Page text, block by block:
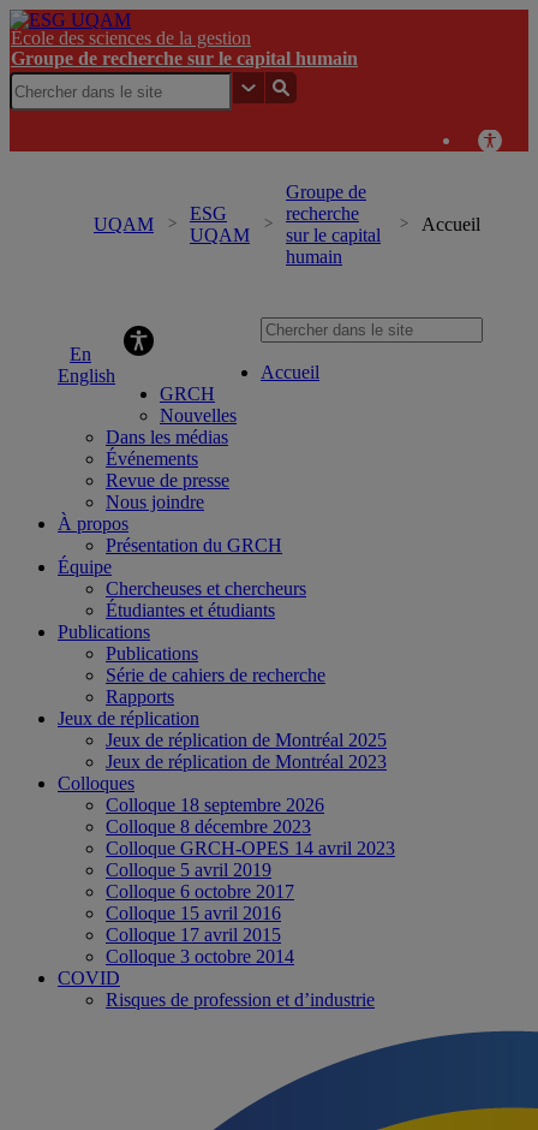
École des sciences de la gestion
Groupe de recherche sur le capital humain
UQAM
ESG
UQAM
Groupe de
recherche
sur le capital
humain
Accueil
English
Accueil
GRCH
Nouvelles
Dans les médias
Événements
Revue de presse
Nous joindre
À propos
Présentation du GRCH
Équipe
Chercheuses et chercheurs
Étudiantes et étudiants
Publications
Publications
Série de cahiers de recherche
Rapports
Jeux de réplication
Jeux de réplication de Montréal 2025
Jeux de réplication de Montréal 2023
Colloques
Colloque 18 septembre 2026
Colloque 8 décembre 2023
Colloque GRCH-OPES 14 avril 2023
Colloque 5 avril 2019
Colloque 6 octobre 2017
Colloque 15 avril 2016
Colloque 17 avril 2015
Colloque 3 octobre 2014
COVID
Risques de profession et d’industrie